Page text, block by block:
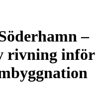
–
rivning inför